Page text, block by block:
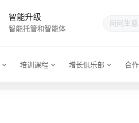
智能升级
智能托管和智能体
培训课程 增长俱乐部 合